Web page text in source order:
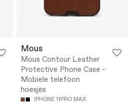
Mous
Mous Contour Leather
Protective Phone Case -
Mobiele telefoon
hoesjes
IPHONE 11PRO MAX